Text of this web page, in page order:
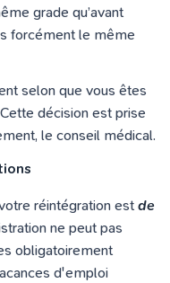
grade qu’avant
forcément le même
selon que vous êtes
décision est prise
le conseil médical.
réintégration est de
ne peut pas
obligatoirement
d'emploi